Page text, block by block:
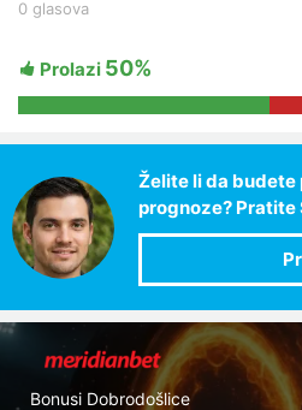
0 glasova
Prolazi 50%
Želite li da budete
prognoze? Pratite
Bonusi Dobrodošlice